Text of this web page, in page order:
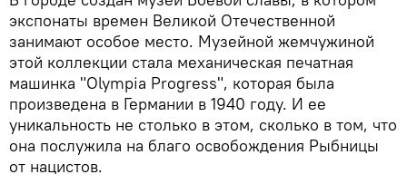
экспонаты времен Великой Отечественной
занимают особое место. Музейной жемчужиной
этой коллекции стала механическая печатная
машинка "Olympia Progress", которая была
произведена в Германии в 1940 году. И ее
уникальность не столько в этом, сколько в том, что
она послужила на благо освобождения Рыбницы
от нацистов.